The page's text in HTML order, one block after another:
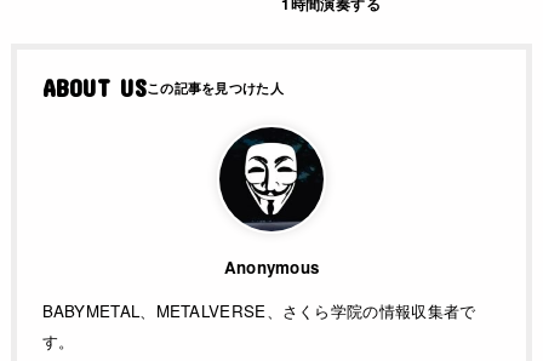
ABOUT US
Anonymous
BABYMETAL、METALVERSE、さくら学院の情報収集者で
す。